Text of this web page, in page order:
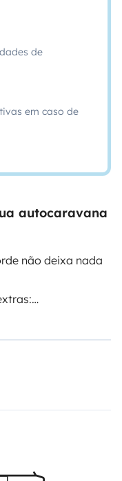
de
em caso de
autocaravana
não deixa nada